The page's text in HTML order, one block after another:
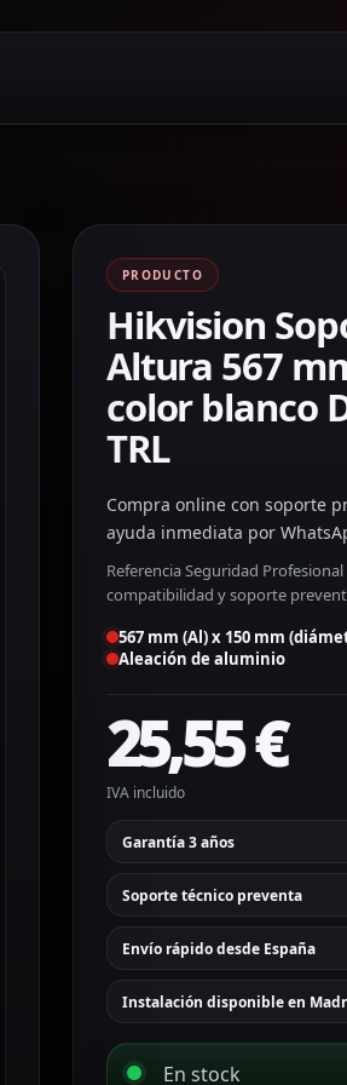
PRODUCTO
Hikvision
Altura 567
color blanco
TRL
Compra online con soporte
ayuda inmediata por
Referencia Seguridad
compatibilidad y soporte
567 mm (Al) x 150 mm
Aleación de aluminio
25,55€
IVA incluido
Garantía 3 años
Soporte técnico preventa
Envío rápido desde España
Instalación disponible en
En stock